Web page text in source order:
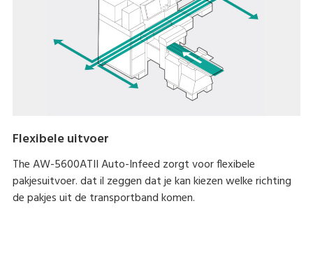
Flexibele uitvoer
The AW-5600ATII Auto-Infeed zorgt voor flexibele
pakjesuitvoer. dat il zeggen dat je kan kiezen welke richting
de pakjes uit de transportband komen.